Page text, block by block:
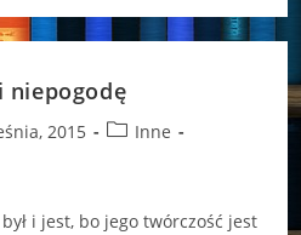
niepogodę
2015
PostInne
i jest, bo jego twórczość jest